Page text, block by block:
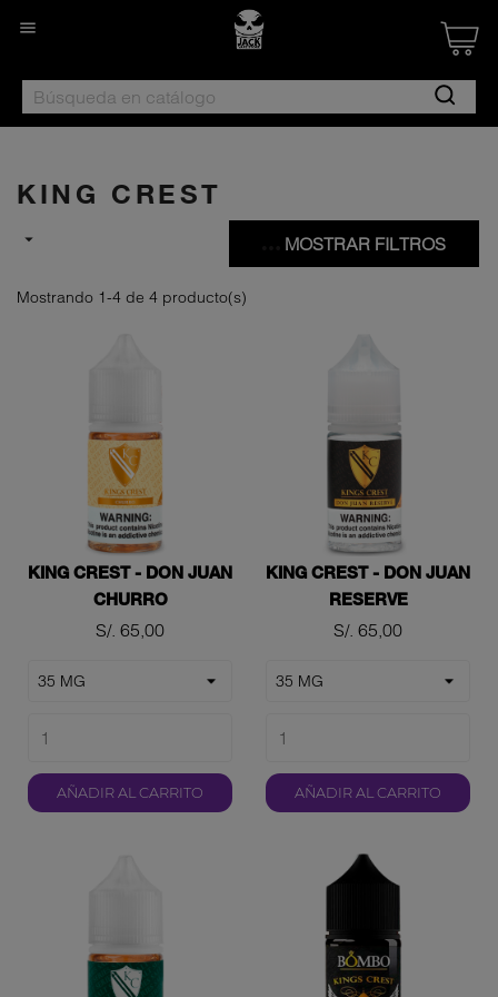

Created by
from the Noun
KING CREST
 MOSTRAR FILTROS
Mostrando 1-4 de 4 producto(s)
KING CREST - DON JUAN
CHURRO
Precio
S/. 65,00
AÑADIR AL CARRITO
KING CREST - DON JUAN
RESERVE
Precio
S/. 65,00
AÑADIR AL CARRITO